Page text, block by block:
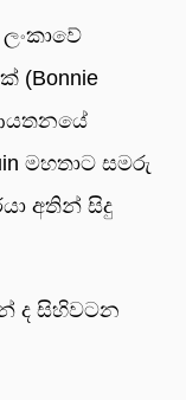
(Bonnie
මහතාට සමරු
අතින් සිදු
ද සිහිවටන